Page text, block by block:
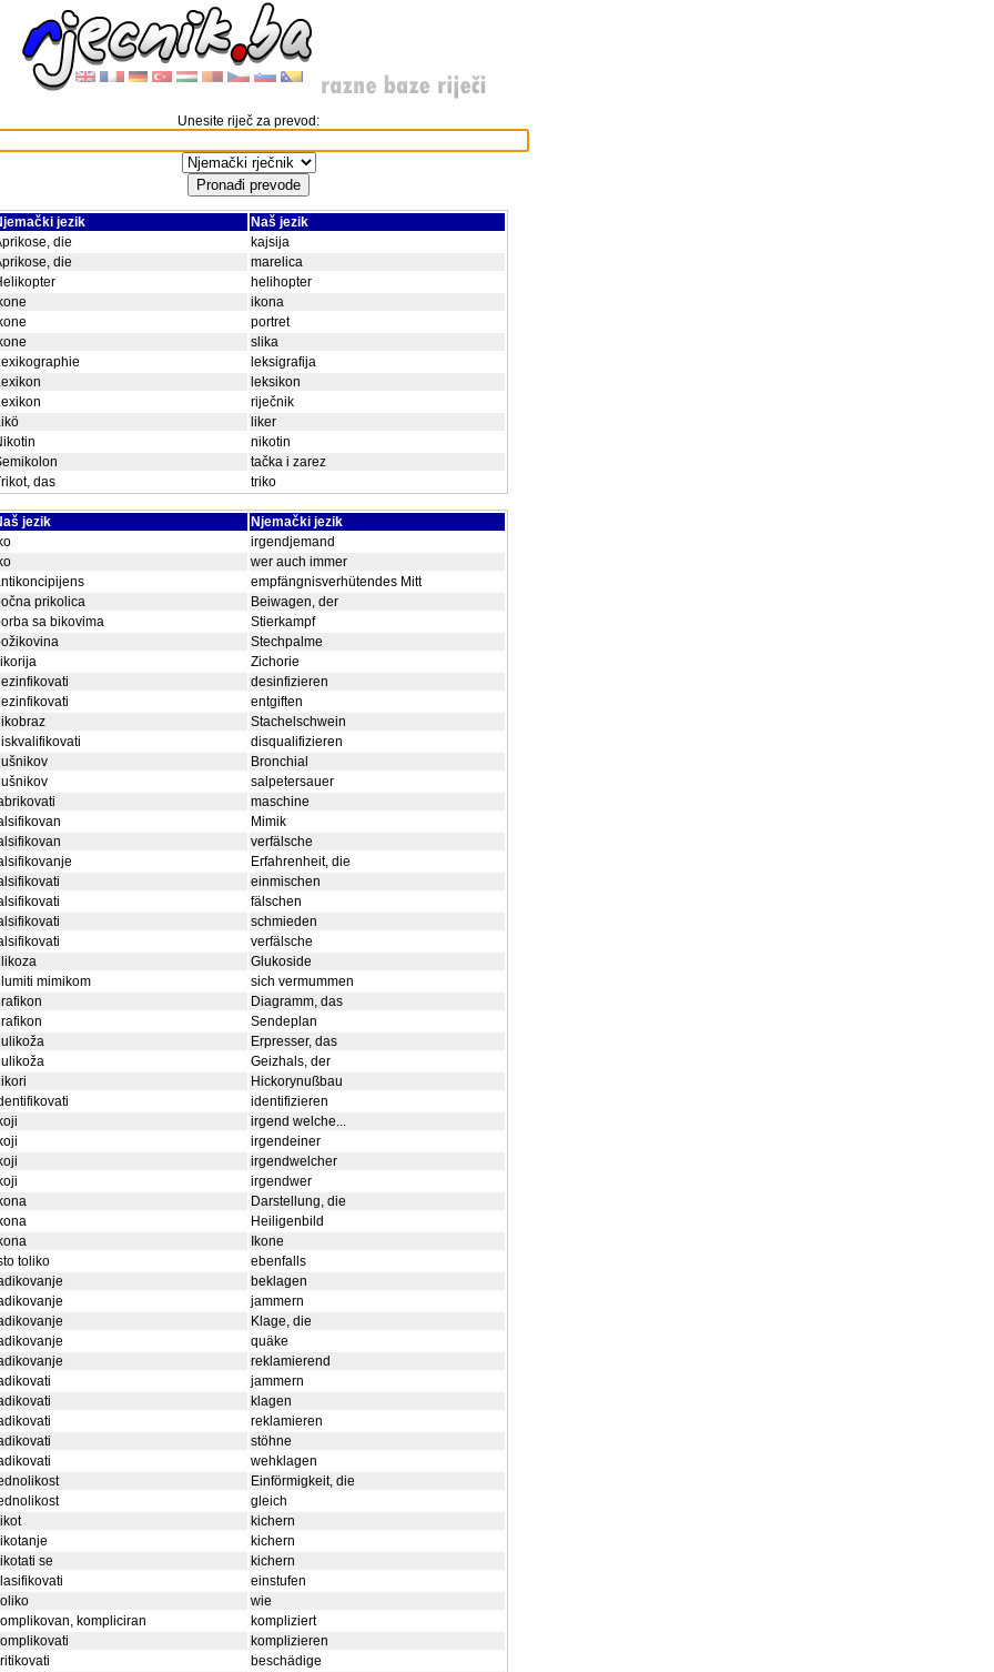
Unesite riječ za prevod:
jezik
Naš jezik
die
kajsija
die
marelica
helihopter
Ikone
ikona
portret
Ikone
slika
leksigrafija
leksikon
riječnik
liker
nikotin
tačka i zarez
das
triko
jezik
Njemački jezik
irgendjemand
wer auch immer
empfängnisverhütendes Mitt
prikolica
Beiwagen, der
sa bikovima
Stierkampf
Stechpalme
Zichorie
desinfizieren
entgiften
Stachelschwein
disqualifizieren
Bronchial
salpetersauer
maschine
Mimik
verfälsche
Erfahrenheit, die
einmischen
fälschen
schmieden
verfälsche
Glukoside
mimikom
sich vermummen
Diagramm, das
Sendeplan
Erpresser, das
Geizhals, der
Hickorynußbau
identifizieren
irgend welche...
irgendeiner
irgendwelcher
irgendwer
Darstellung, die
Heiligenbild
Ikone
toliko
ebenfalls
beklagen
jammern
Klage, die
quäke
reklamierend
jammern
klagen
reklamieren
stöhne
wehklagen
Einförmigkeit, die
gleich
kichern
kichern
se
kichern
einstufen
wie
kompliciran
kompliziert
komplizieren
beschädige